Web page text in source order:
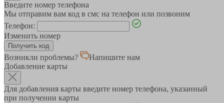
Введите номер телефона
Мы отправим вам код в смс на телефон или позвоним
Телефон:
Изменить номер
Возникли проблемы?
Напишите нам
Добавление карты
Для добавления карты введите номер телефона, указанный
при получении карты